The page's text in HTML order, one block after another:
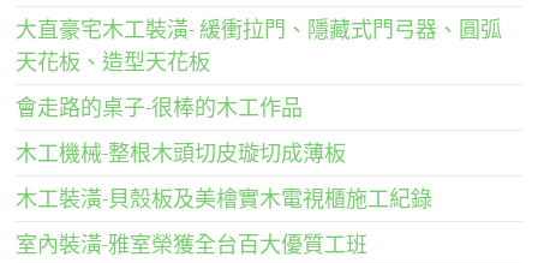
大直豪宅木工裝潢- 緩衝拉門、隱藏式門弓器、圓弧
天花板、造型天花板
會走路的桌子-很棒的木工作品
木工機械-整根木頭切皮璇切成薄板
木工裝潢-貝殼板及美檜實木電視櫃施工紀錄
室內裝潢-雅室榮獲全台百大優質工班